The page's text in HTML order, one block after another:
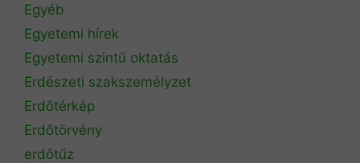
Egyéb
Egyetemi hírek
Egyetemi szintű oktatás
Erdészeti szakszemélyzet
Erdőtérkép
Erdőtörvény
erdőtűz